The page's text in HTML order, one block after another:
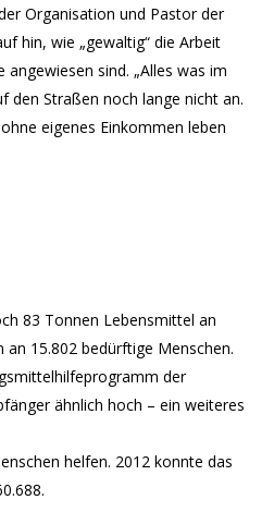
Organisation und Pastor der
hin, wie „gewaltig“ die Arbeit
sind. „Alles was im
den Straßen noch lange nicht an.
eigenes Einkommen leben
83 Tonnen Lebensmittel an
15.802 bedürftige Menschen.
der
ähnlich hoch – ein weiteres
helfen. 2012 konnte das